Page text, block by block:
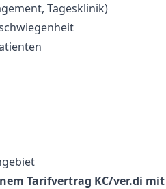
Tagesklinik)
Tarifvertrag KC/ver.di mit